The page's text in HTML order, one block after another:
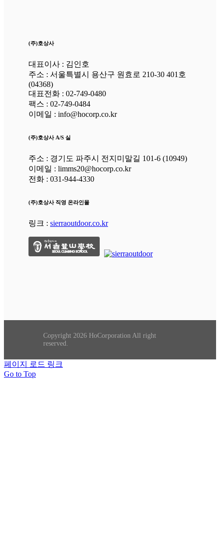
(주)호상사
대표이사 : 김인호
주소 : 서울특별시 용산구 원효로 210-30 401호
(04368)
대표전화 : 02-749-0480
팩스 : 02-749-0484
이메일 : info@hocorp.co.kr
(주)호상사 A/S 실
주소 : 경기도 파주시 전지미말길 101-6 (10949)
이메일 : limms20@hocorp.co.kr
전화 : 031-944-4330
(주)호상사 직영 온라인몰
링크 : sierraoutdoor.co.kr
Copyright 2026 HoCorporation All right
reserved.
페이지 로드 링크
Go to Top